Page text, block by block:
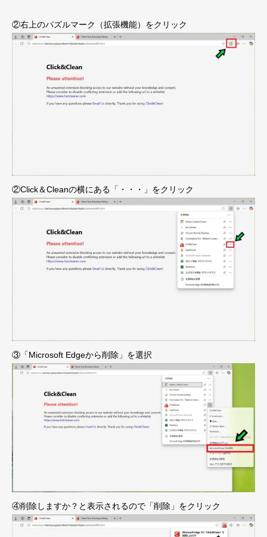
②右上のパズルマーク（拡張機能）をクリック
②Click＆Cleanの横にある「・・・」をクリック
③「Microsoft Edgeから削除」を選択
④削除しますか？と表示されるので「削除」をクリック